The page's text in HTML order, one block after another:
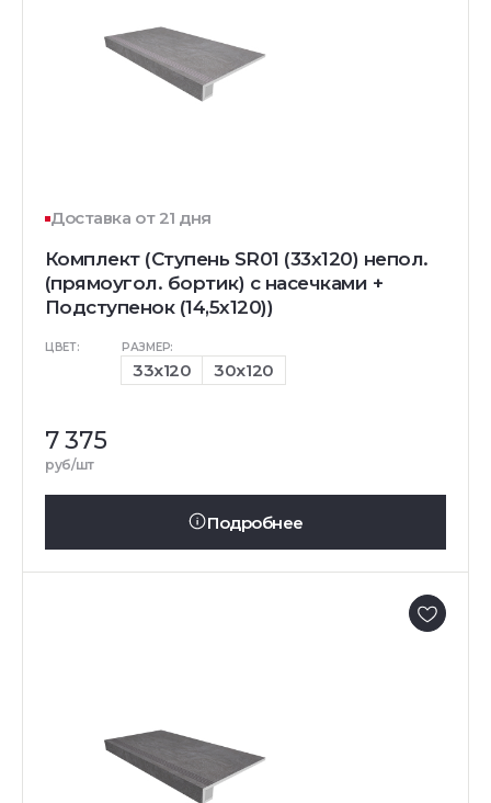
Доставка от 21 дня
Комплект (Ступень SR01 (33x120) непол.
(прямоугол. бортик) с насечками +
Подступенок (14,5x120))
ЦВЕТ: РАЗМЕР:
33x120 30x120
7 375
руб/шт
Подробнее